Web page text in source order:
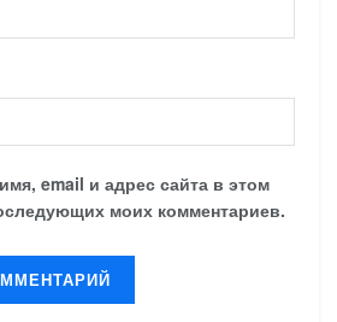
email и адрес сайта в этом
моих комментариев.